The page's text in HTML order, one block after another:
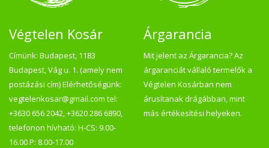
Végtelen Kosár
Címünk: Budapest, 1183
Budapest, Vág u. 1. (amely nem
postázási cím) Elérhetőségünk:
vegtelenkosar@gmail.com tel:
+3630 656 2042, +3620 286 6890,
telefonon hívható: H-CS: 9.00-
16.00 P: 8.00-17.00
Árgarancia
Mit jelent az Árgarancia? Az
árgaranciát vállaló termelők a
Végtelen Kosárban nem
árusítanak drágábban, mint
más értékesítési helyeken.